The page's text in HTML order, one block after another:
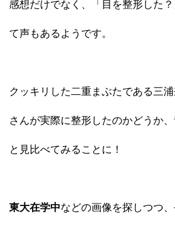
感想だけでなく、「目を整形した
て声もあるようです。
クッキリした二重まぶたである三
さんが実際に整形したのかどうか
と見比べてみることに！
東大在学中などの画像を探しつつ